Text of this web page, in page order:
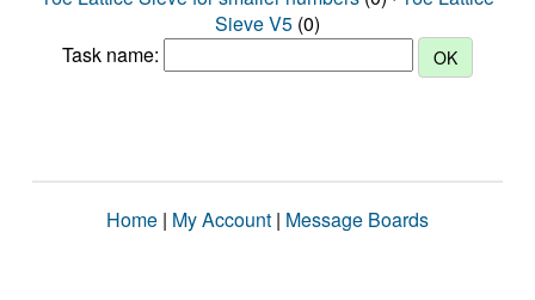
Sieve V5 (0)
Task name:
Home | My Account | Message Boards